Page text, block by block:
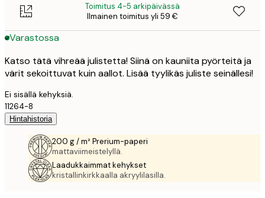
Toimitus 4-5 arkipäivässä
Ilmainen toimitus yli 59 €
Varastossa
Katso tätä vihreää julistetta! Siinä on kauniita pyörteitä ja
värit sekoittuvat kuin aallot. Lisää tyylikäs juliste seinällesi!
Ei sisällä kehyksiä.
11264-8
Hintahistoria
200 g / m² Prerium-paperi
mattaviimeistelyllä.
Laadukkaimmat kehykset
kristallinkirkkaalla akryylilasilla.